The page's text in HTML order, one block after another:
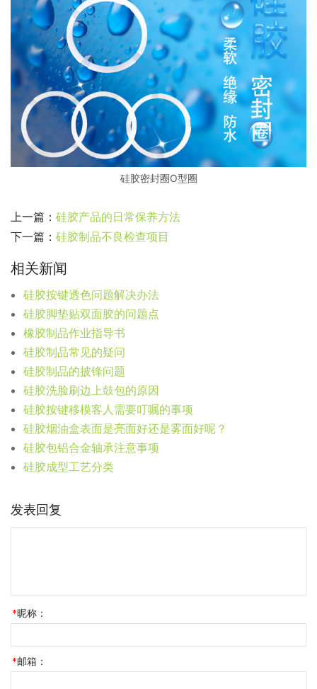
硅胶密封圈O型圈
上一篇： 硅胶产品的日常保养方法
下一篇： 硅胶制品不良检查项目
相关新闻
硅胶按键透色问题解决办法
硅胶脚垫贴双面胶的问题点
橡胶制品作业指导书
硅胶制品常见的疑问
硅胶制品的披锋问题
硅胶洗脸刷边上鼓包的原因
硅胶按键移模客人需要叮嘱的事项
硅胶烟油盒表面是亮面好还是雾面好呢？
硅胶包铝合金轴承注意事项
硅胶成型工艺分类
发表回复
*昵称：
*邮箱：